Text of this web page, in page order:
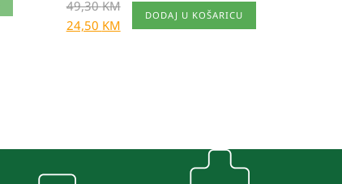
49,30KM
24,50 KM
DODAJ U KOŠARICU